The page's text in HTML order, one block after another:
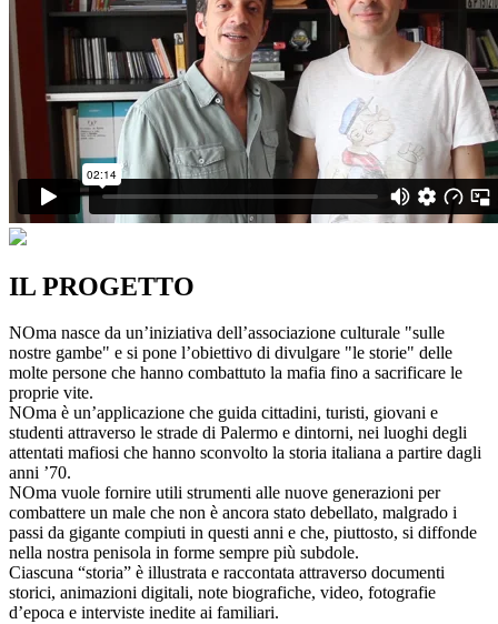
IL PROGETTO
NOma nasce da un’iniziativa dell’associazione culturale "sulle
nostre gambe" e si pone l’obiettivo di divulgare "le storie" delle
molte persone che hanno combattuto la mafia fino a sacrificare le
proprie vite.
NOma è un’applicazione che guida cittadini, turisti, giovani e
studenti attraverso le strade di Palermo e dintorni, nei luoghi degli
attentati mafiosi che hanno sconvolto la storia italiana a partire dagli
anni ’70.
NOma vuole fornire utili strumenti alle nuove generazioni per
combattere un male che non è ancora stato debellato, malgrado i
passi da gigante compiuti in questi anni e che, piuttosto, si diffonde
nella nostra penisola in forme sempre più subdole.
Ciascuna “storia” è illustrata e raccontata attraverso documenti
storici, animazioni digitali, note biografiche, video, fotografie
d’epoca e interviste inedite ai familiari.